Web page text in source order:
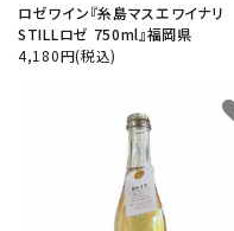
ロゼワイン『糸島マスエワイナリ
STILLロゼ 750ml』福岡県
4,180円(税込)